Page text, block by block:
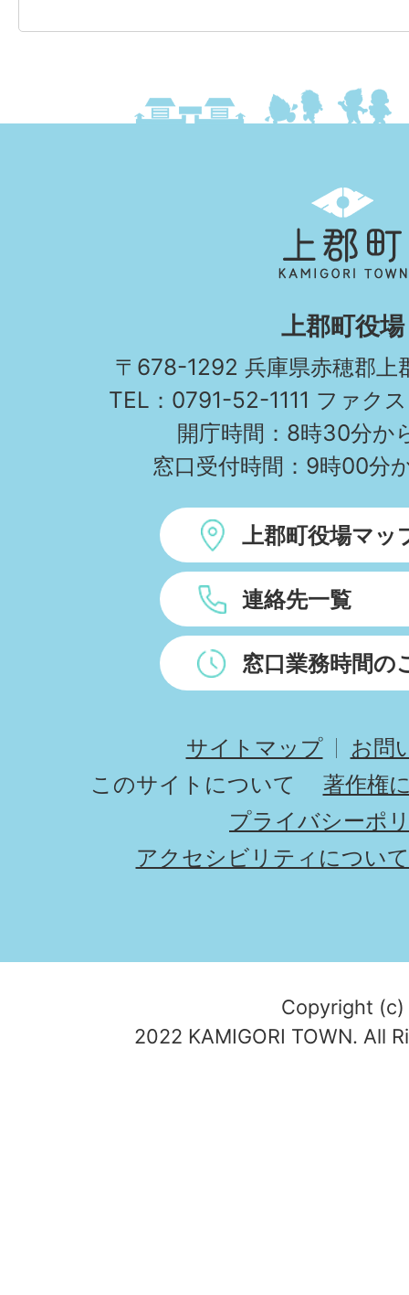
郡
町
KAMIGORI
TOWN
上郡町役場
〒678-1292 兵庫県赤穂郡上
TEL：0791-52-1111 ファク
開庁時間：8時30分か
窓口受付時間：9時00分
上郡町役場マッ
連絡先一覧
窓口業務時間の
サイトマップ
お問
このサイトについて
著作権
プライバシーポ
アクセシビリティについて
Copyright (c)
2022 KAMIGORI TOWN. All